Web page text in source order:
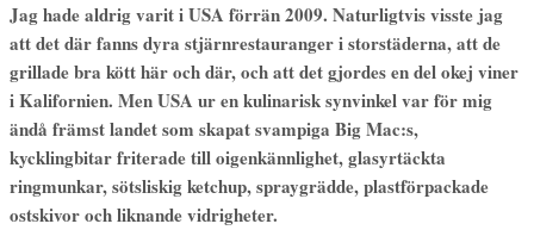
Jag hade aldrig varit i USA förrän 2009. Naturligtvis visste jag
att det där fanns dyra stjärnrestauranger i storstäderna, att de
grillade bra kött här och där, och att det gjordes en del okej viner
i Kalifornien. Men USA ur en kulinarisk synvinkel var för mig
ändå främst landet som skapat svampiga Big Mac:s,
kycklingbitar friterade till oigenkännlighet, glasyrtäckta
ringmunkar, sötsliskig ketchup, spraygrädde, plastförpackade
ostskivor och liknande vidrigheter.